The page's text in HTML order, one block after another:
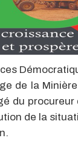
de la
du
de la